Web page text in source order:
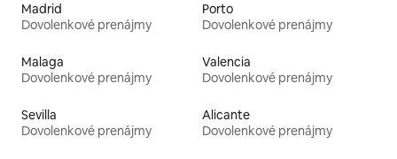
Madrid
Dovolenkové prenájmy
Porto
Dovolenkové prenájmy
Malaga
Dovolenkové prenájmy
Valencia
Dovolenkové prenájmy
Sevilla
Dovolenkové prenájmy
Alicante
Dovolenkové prenájmy